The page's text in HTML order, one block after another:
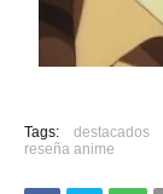
Tags: destacados
reseña anime